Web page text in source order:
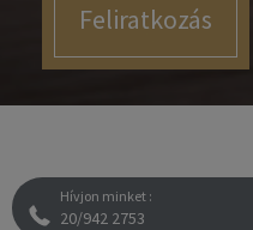
Feliratkozás
Hívjon minket :
20/942 2753